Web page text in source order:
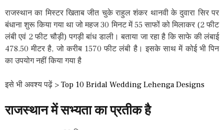
राजस्थान का मिस्टर खिताब जीत चुके राहुल शंकर थानवी के दुवारा सिर पर
बंधाना शुरू किया गया था जो महज 30 मिनट में 55 साफों को मिलाकर (2 फीट
लंबी एवं 2 फीट चौड़ी) पगड़ी बांध डाली। बताया जा रहा है कि साफे की लंबाई
478.50 मीटर है, जो करीब 1570 फीट लंबी है। इसके साथ में कोई भी पिन
का उपयोग नहीं किया गया है
इसे भी अवश्य पढ़ें > Top 10 Bridal Wedding Lehenga Designs
राजस्थान में सभ्यता का प्रतीक है